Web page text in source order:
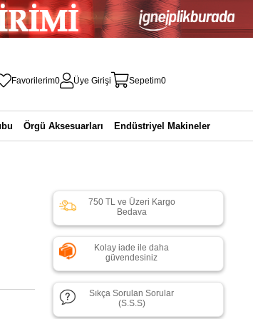
Favorilerim0 Üye Girişi Sepetim0
Örgü Aksesuarları Endüstriyel Makineler
750 TL ve Üzeri Kargo
Bedava
Kolay iade ile daha
güvendesiniz
Sıkça Sorulan Sorular
(S.S.S)